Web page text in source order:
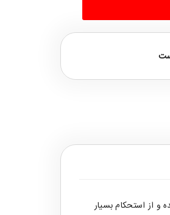
از استحکام بسیار